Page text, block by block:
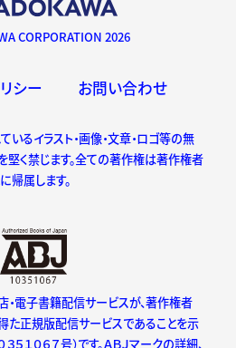
CORPORATION 2026
シー お問い合わせ
るイラスト・画像・文章・ロゴ等の無
堅く禁じます。全ての著作権は著作権者
属します。
・電子書籍配信サービスが、著作権者
た正規版配信サービスであることを示
１０６７号）です。ＡＢＪマークの詳細、